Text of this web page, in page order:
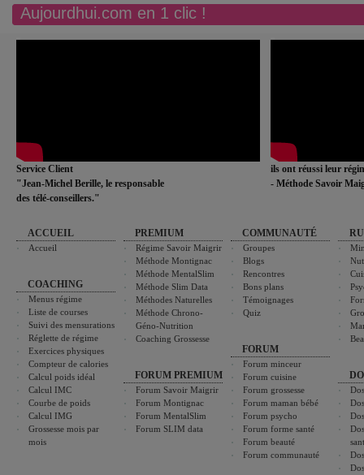
Aujourdhui.com en 1 clic !
Service Client
"Jean-Michel Berille, le responsable
des télé-conseillers."
ils ont réussi leur
- Méthode Savoir
ACCUEIL
Accueil
COACHING
Menus régime
Liste de courses
Suivi des mensurations
Réglette de régime
Exercices physiques
Compteur de calories
Calcul poids idéal
Calcul IMC
Courbe de poids
Calcul IMG
Grossesse mois par
mois
PREMIUM
Régime Savoir Maigrir
Méthode Montignac
Méthode MentalSlim
Méthode Slim Data
Méthodes Naturelles
Méthode Chrono-
Géno-Nutrition
Coaching Grossesse
FORUM PREMIUM
Forum Savoir Maigrir
Forum Montignac
Forum MentalSlim
Forum SLIM data
COMMUNAUTÉ
Groupes
Blogs
Rencontres
Bons plans
Témoignages
Quiz
FORUM
Forum minceur
Forum cuisine
Forum grossesse
Forum maman bébé
Forum psycho
Forum forme santé
Forum beauté
Forum communauté